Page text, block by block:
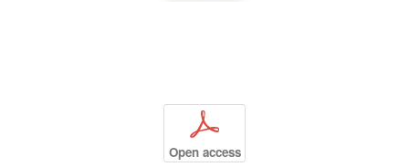
p
Open access